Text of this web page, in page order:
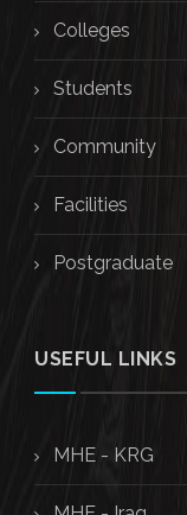
Colleges
Students
Community
Facilities
Postgraduate
USEFUL LINKS
MHE - KRG